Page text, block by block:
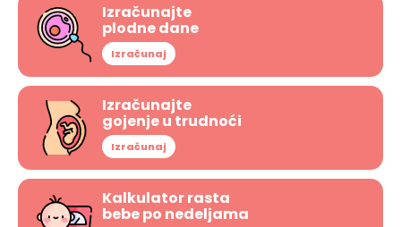
Izračunajte
plodne dane
Izračunaj
Izračunajte
gojenje u trudnoći
Izračunaj
Kalkulator rasta
bebe po nedeljama